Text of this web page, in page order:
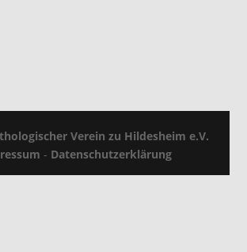
Verein zu Hildesheim e.V.
- Datenschutzerklärung